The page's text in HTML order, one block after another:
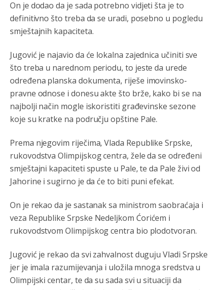
On je dodao da je sada potrebno vidjeti šta je to
definitivno što treba da se uradi, posebno u pogledu
smještajnih kapaciteta.
Jugović je najavio da će lokalna zajednica učiniti sve
što treba u narednom periodu, to jeste da urede
određena planska dokumenta, riješe imovinsko-
pravne odnose i donesu akte što brže, kako bi se na
najbolji način mogle iskoristiti građevinske sezone
koje su kratke na području opštine Pale.
Prema njegovim riječima, Vlada Republike Srpske,
rukovodstva Olimpijskog centra, žele da se određeni
smještajni kapaciteti spuste u Pale, te da Pale živi od
Jahorine i sugirno je da će to biti puni efekat.
On je rekao da je sastanak sa ministrom saobraćaja i
veza Republike Srpske Nedeljkom Ćorićem i
rukovodstvom Olimpijskog centra bio plodotvoran.
Jugović je rekao da svi zahvalnost duguju Vladi Srpske
jer je imala razumijevanja i uložila mnoga sredstva u
Olimpijski centar, te da su sada svi u situaciji da